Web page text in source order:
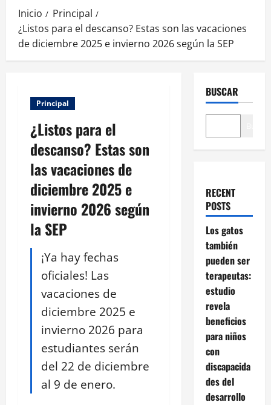
Inicio
Principal
¿Listos para el descanso? Estas son las vacaciones
de diciembre 2025 e invierno 2026 según la SEP
Principal
¿Listos para el
descanso? Estas son
las vacaciones de
diciembre 2025 e
invierno 2026 según
la SEP
¡Ya hay fechas
oficiales! Las
vacaciones de
diciembre 2025 e
invierno 2026 para
estudiantes serán
del 22 de diciembre
al 9 de enero.
BUSCAR
RECENT
POSTS
Los gatos
también
pueden ser
terapeutas:
estudio
revela
beneficios
para niños
con
discapacida
des del
desarrollo